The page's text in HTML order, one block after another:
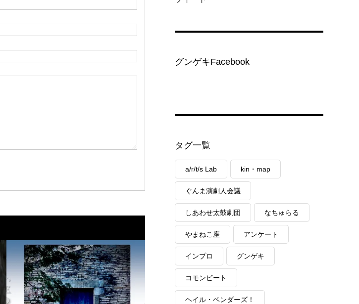
グンゲキFacebook
タグ一覧
a/r/t/s Lab kin・map
ぐんま演劇人会議
しあわせ太鼓劇団 なちゅらる
やまねこ座 アンケート
インプロ グンゲキ
コモンビート
ヘイル・ベンダーズ！